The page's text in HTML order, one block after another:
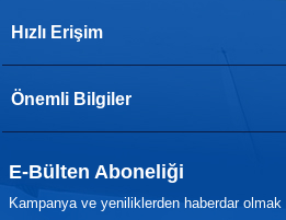
Hızlı Erişim
Önemli Bilgiler
E-Bülten Aboneliği
Kampanya ve yeniliklerden haberdar